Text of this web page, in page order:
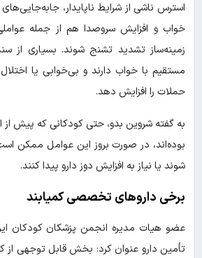
استرس ناشی از شرایط ناپایدار،
خواب و افزایش سروصدا هم از جمله
زمینه‌ساز تشدید تشنج شوند. بسیاری از
مستقیم با خواب دارند و بی‌خوابی یا
حملات را افزایش دهد.
به گفته شروین بدو، حتی کودکانی که پیش
بوده‌اند، در صورت بروز این عوامل ممکن
شوند یا نیاز به افزایش دوز دارو پیدا کنند.
برخی داروهای تخصصی کمیابند
عضو هیات مدیره انجمن پزشکان کودکان
تأمین دارو عنوان کرد: بخش قابل توجهی از